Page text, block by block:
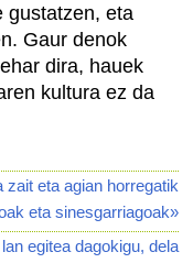
gustatzen, eta
Gaur denok
dira, hauek
kultura ez da
eta agian horregatik
eta sinesgarriagoak»
egitea dagokigu, dela